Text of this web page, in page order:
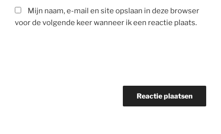
Mijn naam, e-mail en site opslaan in deze browser
voor de volgende keer wanneer ik een reactie plaats.